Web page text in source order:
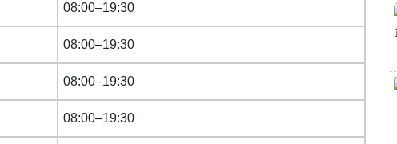
08:00–19:30
08:00–19:30
08:00–19:30
08:00–19:30